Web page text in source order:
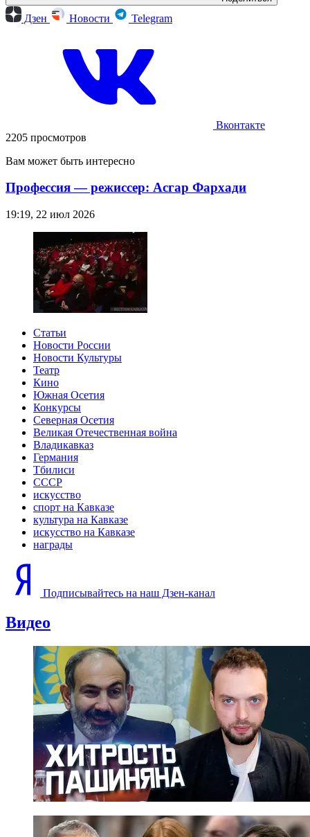
Дзен Новости Telegram
Вконтакте
2205 просмотров
Вам может быть интересно
Профессия — режиссер: Асгар Фархади
19:19, 22 июл 2026
Статьи
Новости России
Новости Культуры
Театр
Кино
Южная Осетия
Конкурсы
Северная Осетия
Великая Отечественная война
Владикавказ
Германия
Тбилиси
СССР
искусство
спорт на Кавказе
культура на Кавказе
искусство на Кавказе
награды
Подписывайтесь на наш Дзен-канал
Видео